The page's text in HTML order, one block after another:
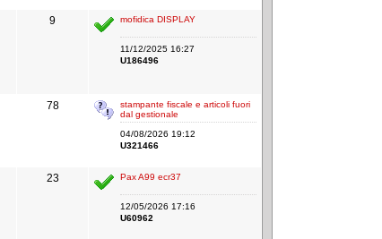
9 mofidica DISPLAY
11/12/2025 16:27
U186496
78
stampante fiscale e articoli fuori
dal gestionale
04/08/2026 19:12
U321466
23 Pax A99 ecr37
12/05/2026 17:16
U60962